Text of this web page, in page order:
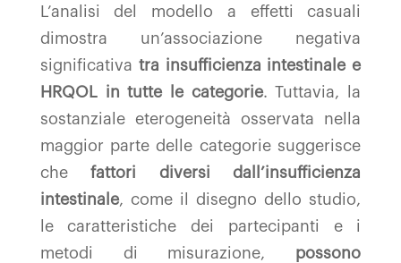
L’analisi del modello a effetti casuali
dimostra un’associazione negativa
significativa tra insufficienza intestinale e
HRQOL in tutte le categorie. Tuttavia, la
sostanziale eterogeneità osservata nella
maggior parte delle categorie suggerisce
chefattori diversi dall’insufficienza
intestinale, come il disegno dello studio,
le caratteristiche dei partecipanti e i
metodi di misurazione, possono